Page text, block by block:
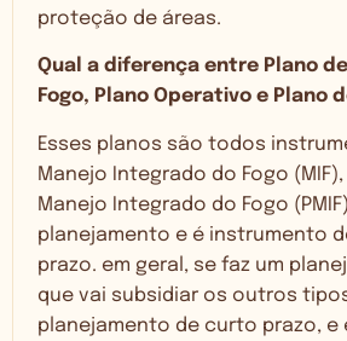
proteção de áreas.
Qual a diferença entre Plano
Fogo, Plano Operativo e Plano
Esses planos são todos
Manejo Integrado do Fogo
Manejo Integrado do Fogo
planejamento e é instrumento
prazo. em geral, se faz um
que vai subsidiar os outros
planejamento de curto prazo, e